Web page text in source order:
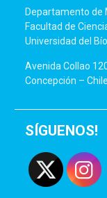
Departamento de
Facultad de
Universidad del
Avenida Collao
Concepción – Chile.
SÍGUENOS!